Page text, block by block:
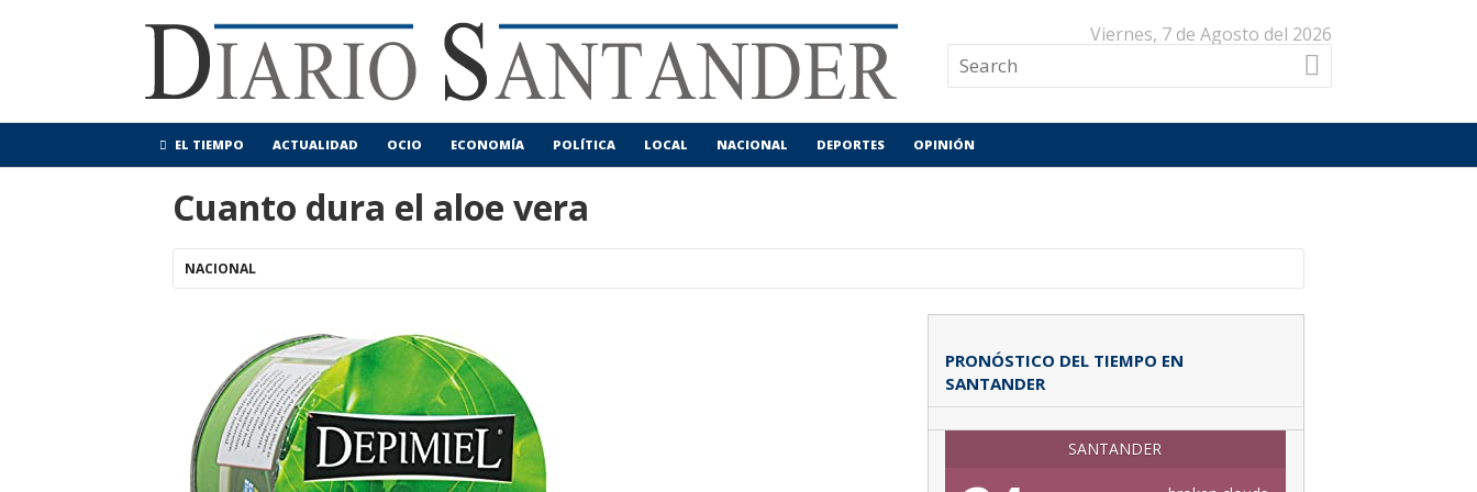
Viernes, 7 de Agosto del 2026
EL TIEMPO ACTUALIDAD OCIO ECONOMÍA POLÍTICA LOCAL NACIONAL DEPORTES OPINIÓN
Cuanto dura el aloe vera
NACIONAL
PRONÓSTICO DEL TIEMPO EN
SANTANDER
SANTANDER